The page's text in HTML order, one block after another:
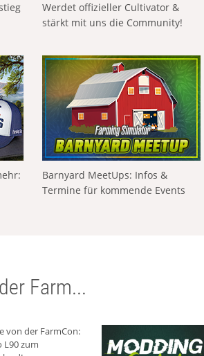
Werdet offizieller Cultivator &
stärkt mit uns die Community!
Barnyard MeetUps: Infos &
Termine für kommende Events
Farm...
von der FarmCon:
L90 zum